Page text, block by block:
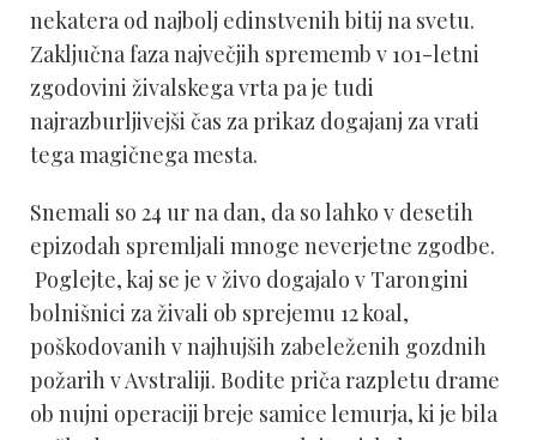
nekatera od najbolj edinstvenih bitij na svetu.
Zaključna faza največjih sprememb v 101-letni
zgodovini živalskega vrta pa je tudi
najrazburljivejši čas za prikaz dogajanj za vrati
tega magičnega mesta.
Snemali so 24 ur na dan, da so lahko v desetih
epizodah spremljali mnoge neverjetne zgodbe.
Poglejte, kaj se je v živo dogajalo v Tarongini
bolnišnici za živali ob sprejemu 12 koal,
poškodovanih v najhujših zabeleženih gozdnih
požarih v Avstraliji. Bodite priča razpletu drame
ob nujni operaciji breje samice lemurja, ki je bila